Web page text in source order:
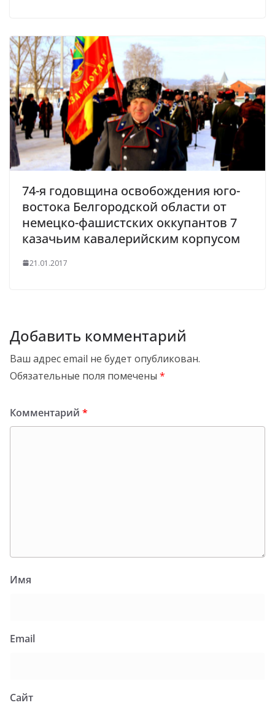
74-я годовщина освобождения юго-
востока Белгородской области от
немецко-фашистских оккупантов 7
казачьим кавалерийским корпусом
21.01.2017
Добавить комментарий
Ваш адрес email не будет опубликован.
Обязательные поля помечены *
Комментарий *
Имя
Email
Сайт